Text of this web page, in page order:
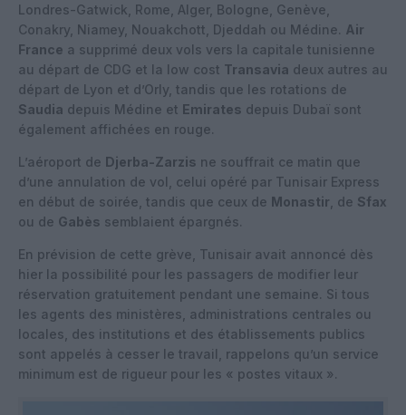
Londres-Gatwick, Rome, Alger, Bologne, Genève,
Conakry, Niamey, Nouakchott, Djeddah ou Médine. Air
France a supprimé deux vols vers la capitale tunisienne
au départ de CDG et la low cost Transavia deux autres au
départ de Lyon et d’Orly, tandis que les rotations de
Saudia depuis Médine et Emirates depuis Dubaï sont
également affichées en rouge.
L’aéroport de Djerba-Zarzis ne souffrait ce matin que
d’une annulation de vol, celui opéré par Tunisair Express
en début de soirée, tandis que ceux de Monastir , de Sfax
ou de Gabès semblaient épargnés.
En prévision de cette grève, Tunisair avait annoncé dès
hier la possibilité pour les passagers de modifier leur
réservation gratuitement pendant une semaine. Si tous
les agents des ministères, administrations centrales ou
locales, des institutions et des établissements publics
sont appelés à cesser le travail, rappelons qu’un service
minimum est de rigueur pour les « postes vitaux ».